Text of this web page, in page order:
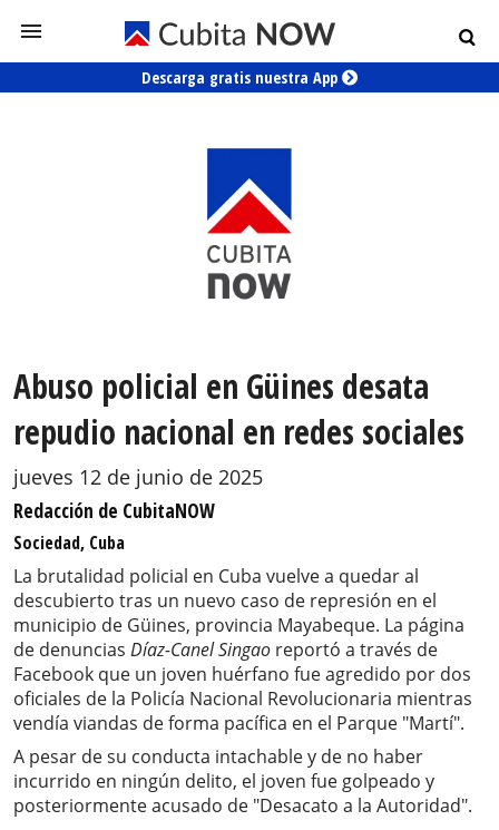
Descarga gratis nuestra App
Abuso policial en Güines desata
repudio nacional en redes sociales
jueves 12 de junio de 2025
Redacción de CubitaNOW
Sociedad, Cuba
La brutalidad policial en Cuba vuelve a quedar al
descubierto tras un nuevo caso de represión en el
municipio de Güines, provincia Mayabeque. La página
de denuncias Díaz-Canel Singao reportó a través de
Facebook que un joven huérfano fue agredido por dos
oficiales de la Policía Nacional Revolucionaria mientras
vendía viandas de forma pacífica en el Parque "Martí".
A pesar de su conducta intachable y de no haber
incurrido en ningún delito, el joven fue golpeado y
posteriormente acusado de "Desacato a la Autoridad".